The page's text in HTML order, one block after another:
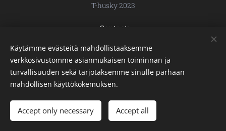
T-husky 2023
Contact:
Cookies
Languages
Suomi
English
Käytämme evästeitä mahdollistaaksemme
verkkosivustomme asianmukaisen toiminnan ja
turvallisuuden sekä tarjotaksemme sinulle parhaan
mahdollisen käyttökokemuksen.
Accept only necessary Accept all